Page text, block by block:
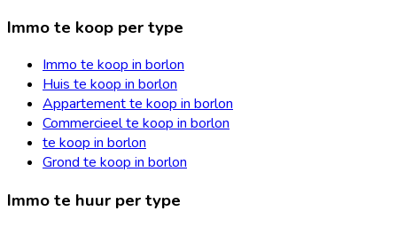
Immo te koop per type
Immo te koop in borlon
Huis te koop in borlon
Appartement te koop in borlon
Commercieel te koop in borlon
te koop in borlon
Grond te koop in borlon
Immo te huur per type